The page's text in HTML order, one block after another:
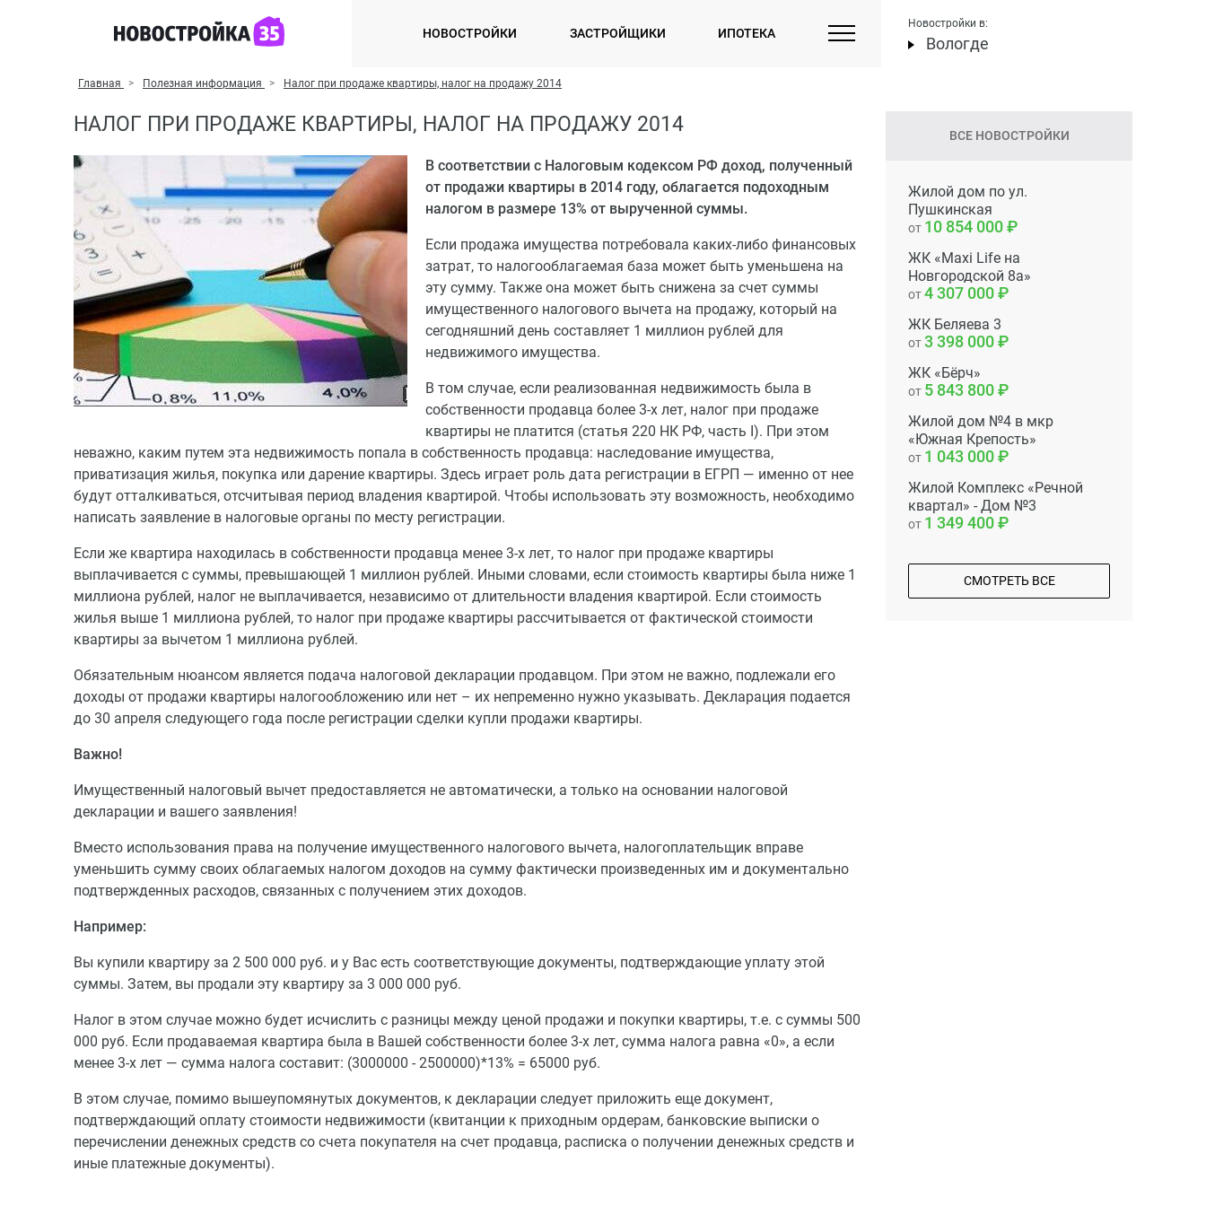
НОВОСТРОЙКИ ЗАСТРОЙЩИКИ ИПОТЕКА
Новостройки в:
Вологде
Главная Полезная информация Налог при продаже квартиры, налог на продажу 2014
НАЛОГ ПРИ ПРОДАЖЕ КВАРТИРЫ, НАЛОГ НА ПРОДАЖУ 2014
В соответствии с Налоговым кодексом РФ доход, полученный
от продажи квартиры в 2014 году, облагается подоходным
налогом в размере 13% от вырученной суммы.
Если продажа имущества потребовала каких-либо финансовых
затрат, то налогооблагаемая база может быть уменьшена на
эту сумму. Также она может быть снижена за счет суммы
имущественного налогового вычета на продажу, который на
сегодняшний день составляет 1 миллион рублей для
недвижимого имущества.
В том случае, если реализованная недвижимость была в
собственности продавца более 3-х лет, налог при продаже
квартиры не платится (статья 220 НК РФ, часть I). При этом
неважно, каким путем эта недвижимость попала в собственность продавца: наследование имущества,
приватизация жилья, покупка или дарение квартиры. Здесь играет роль дата регистрации в ЕГРП — именно от нее
будут отталкиваться, отсчитывая период владения квартирой. Чтобы использовать эту возможность, необходимо
написать заявление в налоговые органы по месту регистрации.
Если же квартира находилась в собственности продавца менее 3-х лет, то налог при продаже квартиры
выплачивается с суммы, превышающей 1 миллион рублей. Иными словами, если стоимость квартиры была ниже 1
миллиона рублей, налог не выплачивается, независимо от длительности владения квартирой. Если стоимость
жилья выше 1 миллиона рублей, то налог при продаже квартиры рассчитывается от фактической стоимости
квартиры за вычетом 1 миллиона рублей.
Обязательным нюансом является подача налоговой декларации продавцом. При этом не важно, подлежали его
доходы от продажи квартиры налогообложению или нет – их непременно нужно указывать. Декларация подается
до 30 апреля следующего года после регистрации сделки купли продажи квартиры.
Важно!
Имущественный налоговый вычет предоставляется не автоматически, а только на основании налоговой
декларации и вашего заявления!
Вместо использования права на получение имущественного налогового вычета, налогоплательщик вправе
уменьшить сумму своих облагаемых налогом доходов на сумму фактически произведенных им и документально
подтвержденных расходов, связанных с получением этих доходов.
Например:
Вы купили квартиру за 2 500 000 руб. и у Вас есть соответствующие документы, подтверждающие уплату этой
суммы. Затем, вы продали эту квартиру за 3 000 000 руб.
Налог в этом случае можно будет исчислить с разницы между ценой продажи и покупки квартиры, т.е. с суммы 500
000 руб. Если продаваемая квартира была в Вашей собственности более 3-х лет, сумма налога равна «0», а если
менее 3-х лет — сумма налога составит: (3000000 - 2500000)*13% = 65000 руб.
В этом случае, помимо вышеупомянутых документов, к декларации следует приложить еще документ,
подтверждающий оплату стоимости недвижимости (квитанции к приходным ордерам, банковские выписки о
перечислении денежных средств со счета покупателя на счет продавца, расписка о получении денежных средств и
иные платежные документы).
ВСЕ НОВОСТРОЙКИ
Жилой дом по ул.
Пушкинская
от 10 854 000
ЖК «Maxi Life на
Новгородской 8а»
от4 307 000
ЖК Беляева 3
от3 398 000
ЖК «Бёрч»
от 5 843 800
Жилой дом №4 в мкр
«Южная Крепость»
от 1 043 000
Жилой Комплекс «Речной
квартал» - Дом №3
от 1 349 400
СМОТРЕТЬ ВСЕ